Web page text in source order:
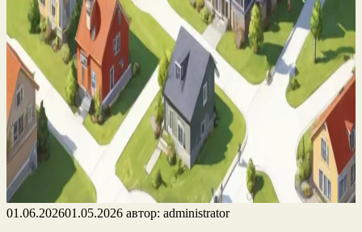
01.06.202601.05.2026 автор: administrator